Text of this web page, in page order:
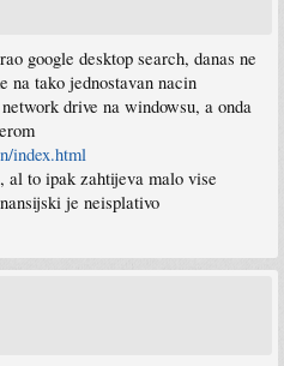
google desktop search, danas ne
na tako jednostavan nacin
drive na windowsu, a onda
index.html
to ipak zahtijeva malo vise
je neisplativo